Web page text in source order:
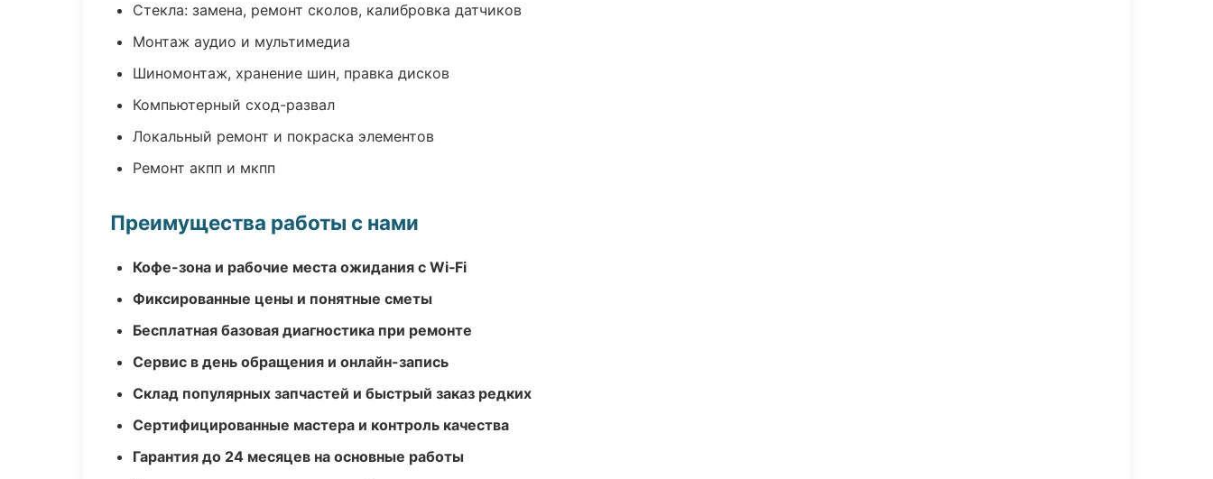
Стекла: замена, ремонт сколов, калибровка датчиков
Монтаж аудио и мультимедиа
Шиномонтаж, хранение шин, правка дисков
Компьютерный сход-развал
Локальный ремонт и покраска элементов
Ремонт акпп и мкпп
Преимущества работы с нами
Кофе-зона и рабочие места ожидания с Wi‑Fi
Фиксированные цены и понятные сметы
Бесплатная базовая диагностика при ремонте
Сервис в день обращения и онлайн-запись
Склад популярных запчастей и быстрый заказ редких
Сертифицированные мастера и контроль качества
Гарантия до 24 месяцев на основные работы